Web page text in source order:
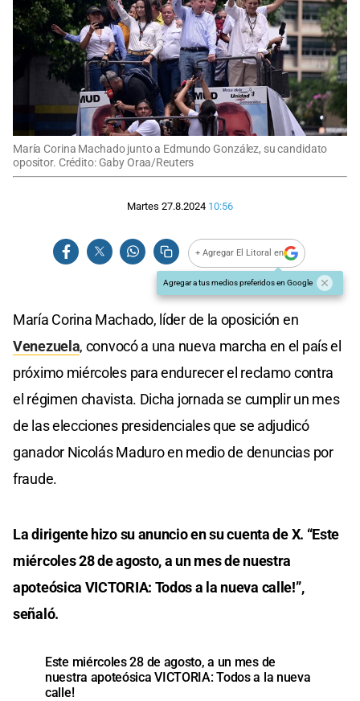
María Corina Machado junto a Edmundo González, su candidato
opositor. Crédito: Gaby Oraa/Reuters
Martes 27.8.2024 10:56
+ Agregar El Litoral en
Agregar a tus medios preferidos en Google
María Corina Machado, líder de la oposición en
Venezuela, convocó a una nueva marcha en el país el
próximo miércoles para endurecer el reclamo contra
el régimen chavista. Dicha jornada se cumplir un mes
de las elecciones presidenciales que se adjudicó
ganador Nicolás Maduro en medio de denuncias por
fraude.
La dirigente hizo su anuncio en su cuenta de X. “Este
miércoles 28 de agosto, a un mes de nuestra
apoteósica VICTORIA: Todos a la nueva calle!”,
señaló.
Este miércoles 28 de agosto, a un mes de
nuestra apoteósica VICTORIA: Todos a la nueva
calle!